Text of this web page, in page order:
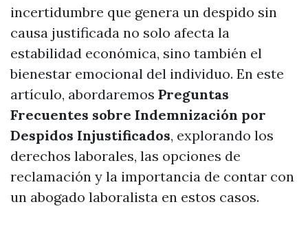
incertidumbre que genera un despido sin
causa justificada no solo afecta la
estabilidad económica, sino también el
bienestar emocional del individuo. En este
artículo, abordaremos Preguntas
Frecuentes sobre Indemnización por
Despidos Injustificados, explorando los
derechos laborales, las opciones de
reclamación y la importancia de contar con
un abogado laboralista en estos casos.